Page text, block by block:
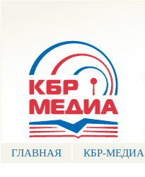
ГЛАВНАЯ КБР-МЕДИА